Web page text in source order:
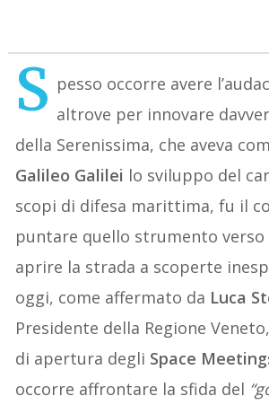
S pesso occorre avere
altrove per innovare
della Serenissima, che aveva
Galileo Galilei lo sviluppo del
scopi di difesa marittima, fu il
puntare quello strumento verso
aprire la strada a scoperte
oggi, come affermato da Luca
Presidente della Regione
di apertura degli Space
occorre affrontare la sfida del